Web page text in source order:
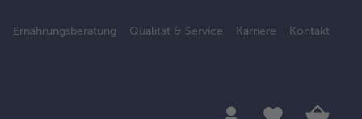
Ernährungsberatung Qualität & Service Karriere Kontakt